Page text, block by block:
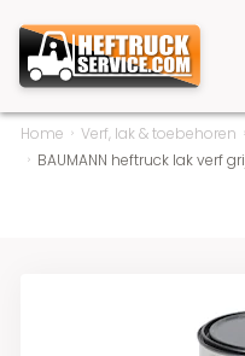
Home Verf, lak & toebehoren
BAUMANN heftruck lak verf